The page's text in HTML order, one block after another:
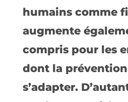
humains comme
augmente
compris pour les
dont la
s’adapter.